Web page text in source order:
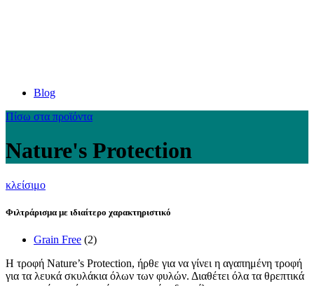
Blog
Πίσω στα προϊόντα
Nature's Protection
κλείσιμο
Φιλτράρισμα με ιδιαίτερο χαρακτηριστικό
Grain Free (2)
Η τροφή Nature’s Protection, ήρθε για να γίνει η αγαπημένη τροφή
για τα λευκά σκυλάκια όλων των φυλών. Διαθέτει όλα τα θρεπτικά